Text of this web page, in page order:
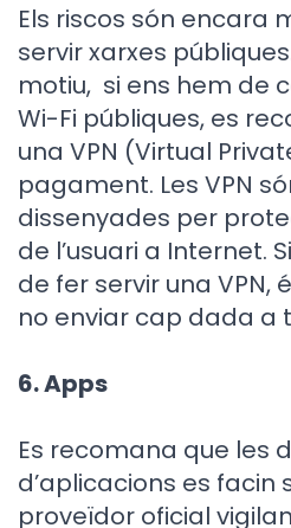
Els riscos són encara
servir xarxes
motiu, si ens hem de
Wi-Fi públiques, es
una VPN (Virtual
pagament. Les VPN
dissenyades per
de l’usuari a Internet.
de fer servir una VPN,
no enviar cap dada a
6. Apps
Es recomana que les
d’aplicacions es facin
proveïdor oficial